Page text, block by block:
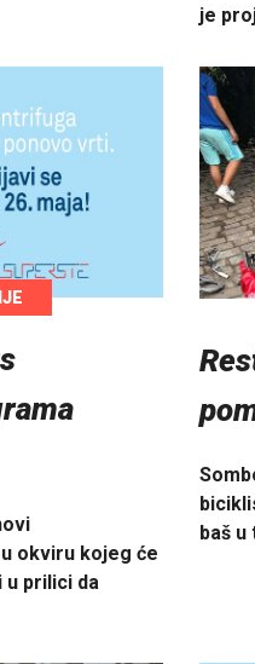
je
okviru kojeg će
u prilici da
baš